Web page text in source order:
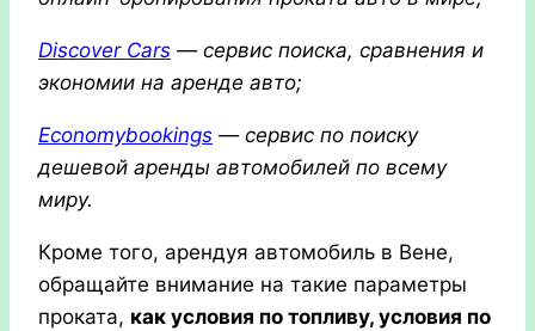
Discover Cars — сервис поиска, сравнения и
экономии на аренде авто;
Economybookings — сервис по поиску
дешевой аренды автомобилей по всему
миру.
Кроме того, арендуя автомобиль в Вене,
обращайте внимание на такие параметры
проката, как условия по топливу, условия по